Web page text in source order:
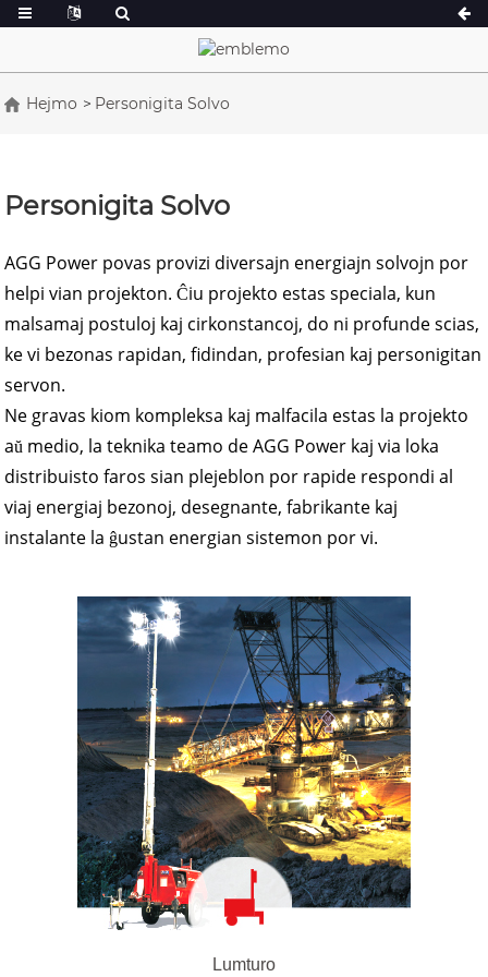
Hejmo Personigita Solvo
Personigita Solvo
AGG Power povas provizi diversajn energiajn solvojn por
helpi vian projekton. Ĉiu projekto estas speciala, kun
malsamaj postuloj kaj cirkonstancoj, do ni profunde scias,
ke vi bezonas rapidan, fidindan, profesian kaj personigitan
servon.
Ne gravas kiom kompleksa kaj malfacila estas la projekto
aŭ medio, la teknika teamo de AGG Power kaj via loka
distribuisto faros sian plejeblon por rapide respondi al
viaj energiaj bezonoj, desegnante, fabrikante kaj
instalante la ĝustan energian sistemon por vi.
Lumturo
P-Serio 10-220 kVA
DE Serio 22-250 kVA
K Serio 7-49 kVA
V Serio 94-285 kVA
S-Serio 275-
DE Serio 250-
V Serio 350-
D-Serio 165-935